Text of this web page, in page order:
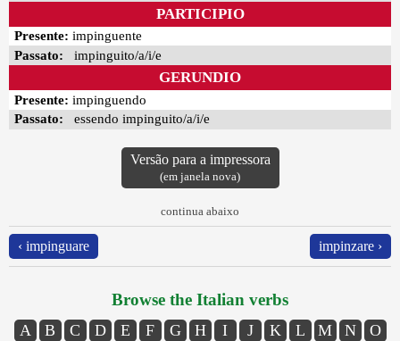
PARTICIPIO
Presente: impinguente
Passato: impinguito/a/i/e
GERUNDIO
Presente: impinguendo
Passato: essendo impinguito/a/i/e
Versão para a impressora
(em janela nova)
continua abaixo
‹ impinguare impinzare ›
Browse the Italian verbs
A B C D E F G H I J K L M N
O